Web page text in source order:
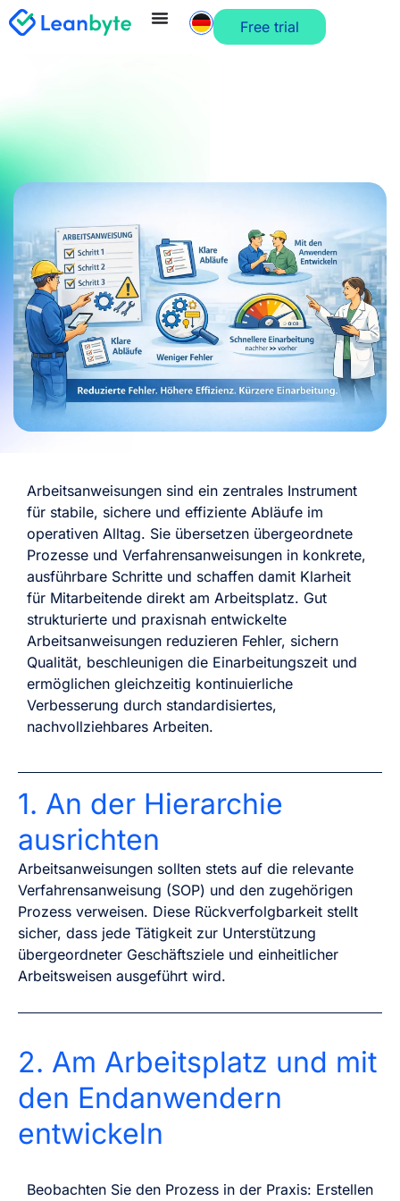
Free trial
Arbeitsanweisungen sind ein zentrales Instrument
für stabile, sichere und effiziente Abläufe im
operativen Alltag. Sie übersetzen übergeordnete
Prozesse und Verfahrensanweisungen in konkrete,
ausführbare Schritte und schaffen damit Klarheit
für Mitarbeitende direkt am Arbeitsplatz. Gut
strukturierte und praxisnah entwickelte
Arbeitsanweisungen reduzieren Fehler, sichern
Qualität, beschleunigen die Einarbeitungszeit und
ermöglichen gleichzeitig kontinuierliche
Verbesserung durch standardisiertes,
nachvollziehbares Arbeiten.
1. An der Hierarchie
ausrichten
Arbeitsanweisungen sollten stets auf die relevante
Verfahrensanweisung (SOP) und den zugehörigen
Prozess verweisen. Diese Rückverfolgbarkeit stellt
sicher, dass jede Tätigkeit zur Unterstützung
übergeordneter Geschäftsziele und einheitlicher
Arbeitsweisen ausgeführt wird.
2. Am Arbeitsplatz und mit
den Endanwendern
entwickeln
Beobachten Sie den Prozess in der Praxis: Erstellen